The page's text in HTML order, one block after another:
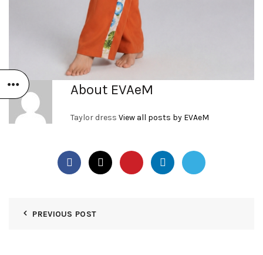
About EVAeM
Taylor dress View all posts by EVAeM
PREVIOUS POST